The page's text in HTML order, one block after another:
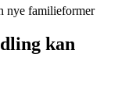
nye familieformer
kan